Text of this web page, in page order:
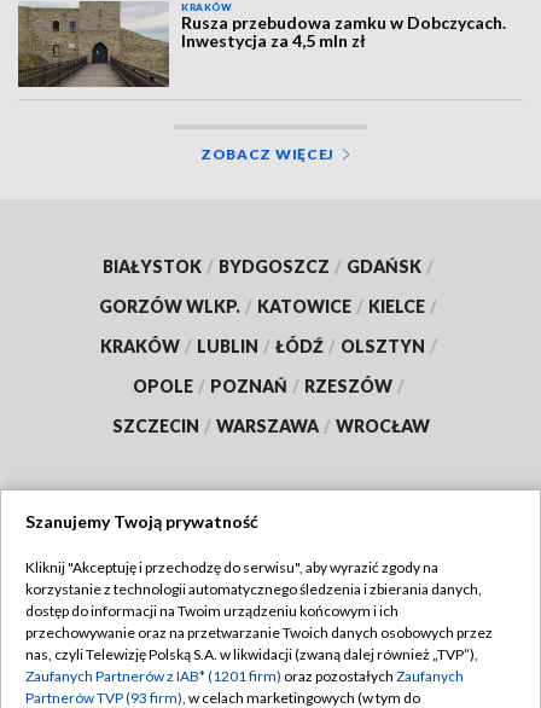
KRAKÓW
Rusza przebudowa zamku w Dobczycach.
Inwestycja za 4,5 mln zł
ZOBACZ WIĘCEJ
BIAŁYSTOK / BYDGOSZCZ / GDAŃSK /
GORZÓW WLKP. / KATOWICE / KIELCE /
KRAKÓW / LUBLIN / ŁÓDŹ / OLSZTYN /
OPOLE / POZNAŃ / RZESZÓW /
SZCZECIN / WARSZAWA / WROCŁAW
TVP
Abonament TVP
Emisja w TVP
Regulamin TVP
Polityka prywatności
Szanujemy Twoją prywatność
Kliknij "Akceptuję i przechodzę do serwisu", aby wyrazić zgody na
korzystanie z technologii automatycznego śledzenia i zbierania danych,
dostęp do informacji na Twoim urządzeniu końcowym i ich
przechowywanie oraz na przetwarzanie Twoich danych osobowych przez
nas, czyli Telewizję Polską S.A. w likwidacji (zwaną dalej również „TVP”),
Zaufanych Partnerów z IAB* (1201 firm) oraz pozostałych Zaufanych
Partnerów TVP (93 firm), w celach marketingowych (w tym do